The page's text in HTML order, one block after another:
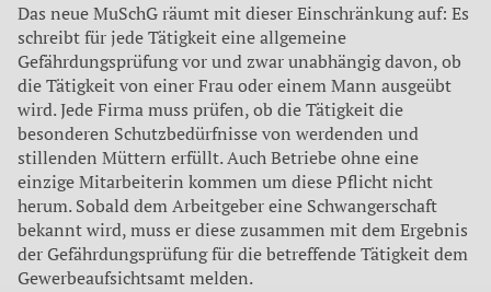
Das neue MuSchG räumt mit dieser Ein­schränkung auf: Es
schreibt für jede Tätigkeit eine allgemeine
Gefährdungsprüfung vor und zwar unabhängig davon, ob
die Tätigkeit von einer Frau oder einem Mann ausgeübt
wird. Jede Firma muss prüfen, ob die Tätigkeit die
besonderen Schutzbedürfnisse von werdenden und
stillenden Müttern erfüllt. Auch Betriebe ohne eine
einzige Mitarbeiterin kommen um diese Pflicht nicht
herum. Sobald dem Arbeit­geber eine Schwangerschaft
bekannt wird, muss er diese zusammen mit dem Ergebnis
der Gefährdungsprüfung für die betreffende Tätigkeit dem
Gewerbe­aufsichtsamt melden.